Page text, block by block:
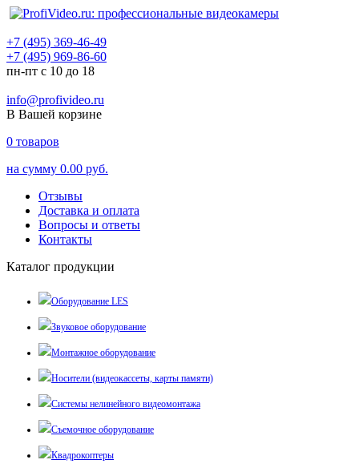
+7 (495) 369-46-49
+7 (495) 969-86-60
пн-пт с 10 до 18
info@profivideo.ru
В Вашей корзине
0 товаров
на сумму 0.00 руб.
Отзывы
Доставка и оплата
Вопросы и ответы
Контакты
Каталог продукции
Оборудование LES
Звуковое оборудование
Монтажное оборудование
Носители (видеокассеты, карты памяти)
Системы нелинейного видеомонтажа
Съемочное оборудование
Квадрокоптеры